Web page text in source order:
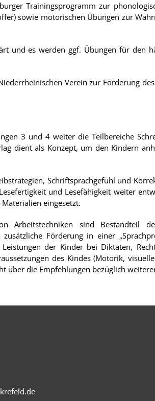
Trainingsprogramm zur
sowie motorischen Übungen zur
und es werden ggf. Übungen für den
Verein zur Förderung
3 und 4 weiter die Teilbereiche
dient als Konzept, um den Kindern
Schriftsprachgefühl und
und Lesefähigkeit weiter
eingesetzt.
Arbeitstechniken sind Bestandteil
Förderung in einer
der Kinder bei Diktaten,
des Kindes (Motorik,
über die Empfehlungen bezüglich